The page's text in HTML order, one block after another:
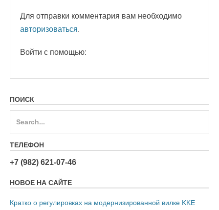
Для отправки комментария вам необходимо
авторизоваться.
Войти с помощью:
ПОИСК
ТЕЛЕФОН
+7 (982) 621-07-46
НОВОЕ НА САЙТЕ
Кратко о регулировках на модернизированной вилке KKE